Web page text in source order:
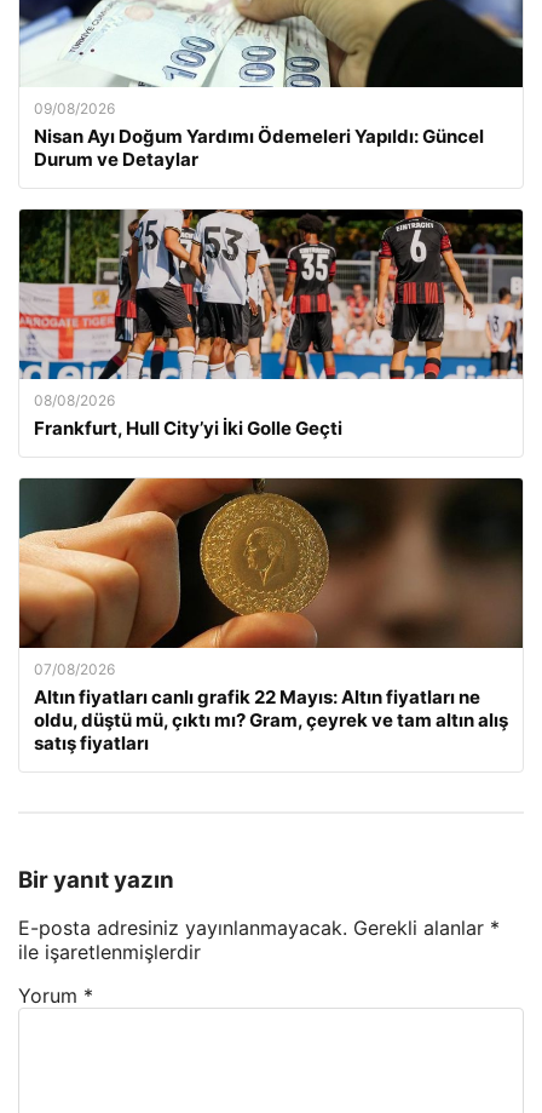
09/08/2026
Nisan Ayı Doğum Yardımı Ödemeleri Yapıldı: Güncel
Durum ve Detaylar
08/08/2026
Frankfurt, Hull City’yi İki Golle Geçti
07/08/2026
Altın fiyatları canlı grafik 22 Mayıs: Altın fiyatları ne
oldu, düştü mü, çıktı mı? Gram, çeyrek ve tam altın alış
satış fiyatları
Bir yanıt yazın
E-posta adresiniz yayınlanmayacak. Gerekli alanlar *
ile işaretlenmişlerdir
Yorum *